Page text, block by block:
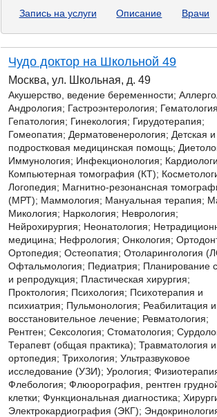
Запись на услуги Описание Врачи
Чудо доктор на Школьной 49
Москва, ул. Школьная, д. 49
Акушерство, ведение беременности;
Андрология; Гастроэнтерология;
Гепатология; Гинекология; Гирудотерапия;
Гомеопатия; Дерматовенерология; Детская и
подростковая медицинская помощь;
Иммунология; Инфекционология;
Компьютерная томография (КТ);
Логопедия; Магнитно-резонансная
(МРТ); Маммология; Мануальная терапия;
Микология; Наркология; Неврология;
Нейрохирургия; Неонатология;
медицина; Нефрология; Онкология;
Ортопедия; Остеопатия; Отоларингология
Офтальмология; Педиатрия; Планирование
и репродукция; Пластическая хирургия;
Проктология; Психология; Психотерапия и
психиатрия; Пульмонология; Реабилитация и
восстановительное лечение; Ревматология;
Рентген; Сексология; Стоматология;
Терапевт (общая практика); Травматология и
ортопедия; Трихология; Ультразвуковое
исследование (УЗИ); Урология;
Флебология; Флюорография, рентген
клетки; Функциональная диагностика;
Электрокардиография (ЭКГ);